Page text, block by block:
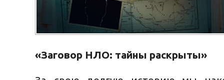
«Заговор НЛО: тайны раскрыты»